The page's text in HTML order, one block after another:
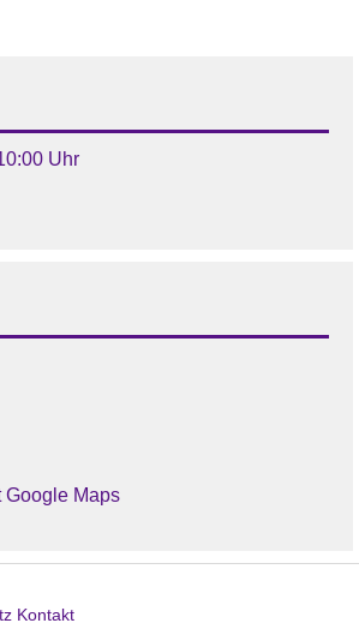
Uhr
Google Maps
Kontakt